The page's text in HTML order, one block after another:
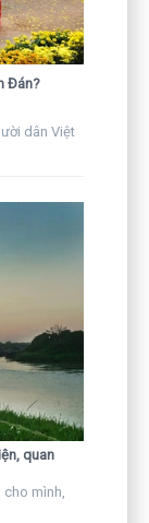
Đán?
dân Việt
quan
mình,